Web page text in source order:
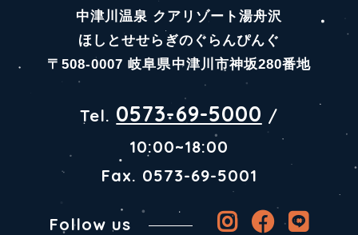
中津川温泉 クアリゾート湯舟沢
ほしとせせらぎのぐらんぴんぐ
〒508-0007 岐阜県中津川市神坂280番地
Tel. 0573-69-5000 /
10:00~18:00
Fax. 0573-69-5001
Follow us